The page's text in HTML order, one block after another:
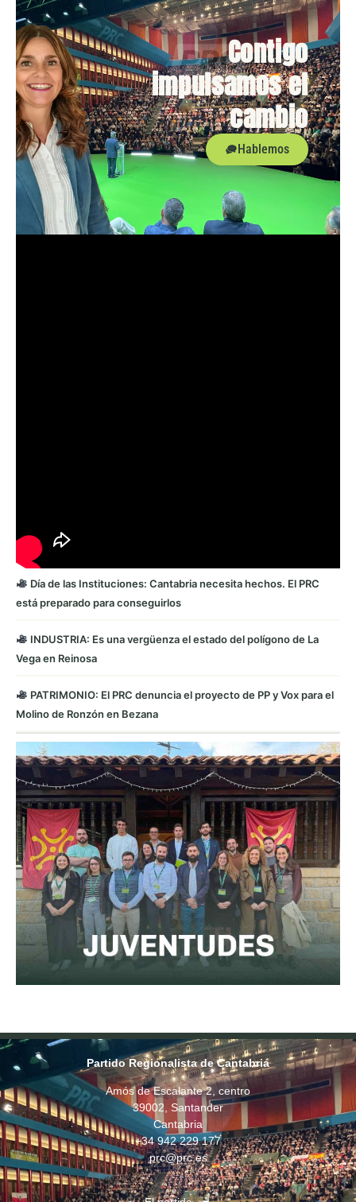
Contigo
impulsamos el
cambio
Hablemos
Día de las Instituciones: Cantabria necesita hechos. El PRC
está preparado para conseguirlos
INDUSTRIA: Es una vergüenza el estado del polígono de La
Vega en Reinosa
PATRIMONIO: El PRC denuncia el proyecto de PP y Vox para el
Molino de Ronzón en Bezana
Partido Regionalista de Cantabria
Amós de Escalante 2, centro
39002, Santander
Cantabria
+34 942 229 177
prc@prc.es